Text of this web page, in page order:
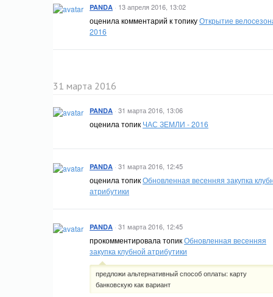
PANDA · 13 апреля 2016, 13:02
оценила комментарий к топикуОткрытие
2016
31 марта 2016
PANDA · 31 марта 2016, 13:06
оценила топик ЧАС ЗЕМЛИ - 2016
PANDA · 31 марта 2016, 12:45
оценила топикОбновленная весенняя закупка
атрибутики
PANDA · 31 марта 2016, 12:45
прокомментировала топикОбновленная весенняя
закупка клубной атрибутики
предложи альтернативный способ оплаты: карту
банковскую как вариант